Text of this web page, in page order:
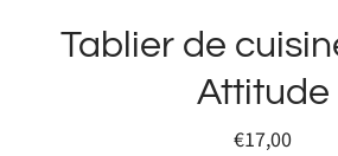
Tablier de
Attitude
€17,00